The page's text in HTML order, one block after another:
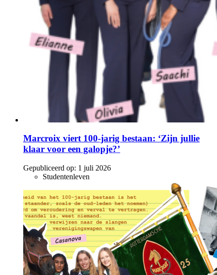
Marcroix viert 100-jarig bestaan: ‘Zijn jullie
klaar voor een galopje?’
Gepubliceerd op: 1 juli 2026
Studentenleven